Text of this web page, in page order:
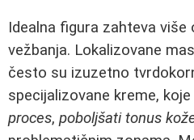
Idealna figura zahteva više
vežbanja. Lokalizovane
često su izuzetno
specijalizovane kreme,
proces, poboljšati tonus